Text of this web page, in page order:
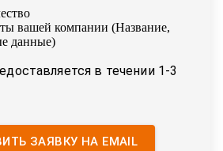
вашей компании (Название,
данные)
в течении 1-3
ЗАЯВКУ НА EMAIL